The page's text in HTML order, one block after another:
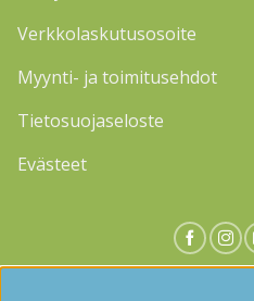
Verkkolaskutusosoite
Myynti- ja toimitusehdot
Tietosuojaseloste
Evästeet